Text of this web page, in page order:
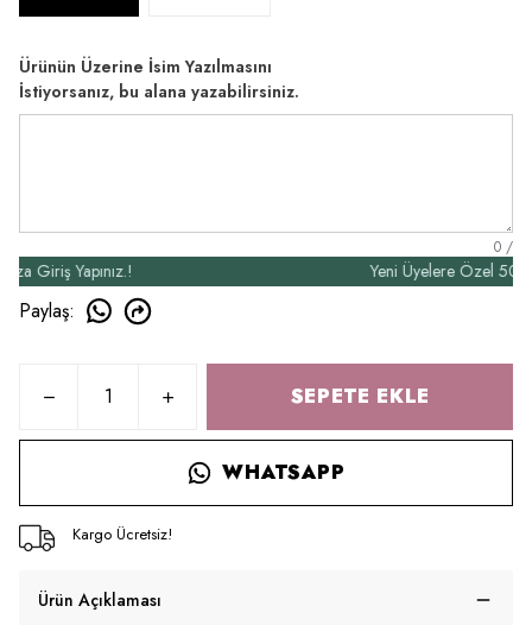
Ürünün Üzerine İsim Yazılmasını
İstiyorsanız, bu alana yazabilirsiniz.
0 /
Yapınız.! Yeni Üyelere Özel 50₺
Paylaş:
SEPETE EKLE
WHATSAPP
Kargo Ücretsiz!
Ürün Açıklaması